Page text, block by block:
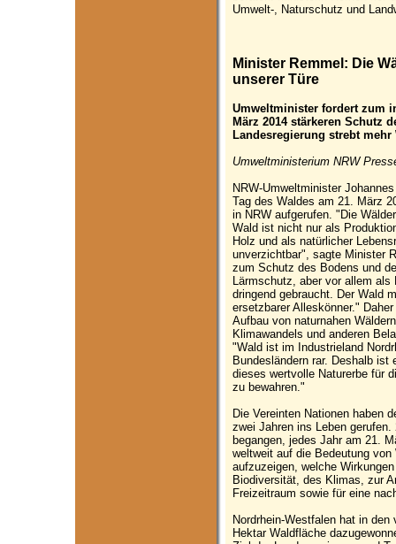
Umwelt-, Naturschutz und
Minister Remmel: Die
unserer Türe
Umweltminister fordert zum
März 2014 stärkeren Schutz
Landesregierung strebt mehr
Umweltministerium NRW
NRW-Umweltminister
Tag des Waldes am 21. März
in NRW aufgerufen. "Die
Wald ist nicht nur als
Holz und als natürlicher
unverzichtbar", sagte Minister
zum Schutz des Bodens und
Lärmschutz, aber vor allem
dringend gebraucht. Der Wald
ersetzbarer Alleskönner."
Aufbau von naturnahen
Klimawandels und anderen
"Wald ist im Industrieland
Bundesländern rar. Deshalb
dieses wertvolle Naturerbe für
zu bewahren."
Die Vereinten Nationen haben
zwei Jahren ins Leben
begangen, jedes Jahr am 21.
weltweit auf die Bedeutung
aufzuzeigen, welche
Biodiversität, des Klimas, zur
Freizeitraum sowie für eine
Nordrhein-Westfalen hat in
Hektar Waldfläche